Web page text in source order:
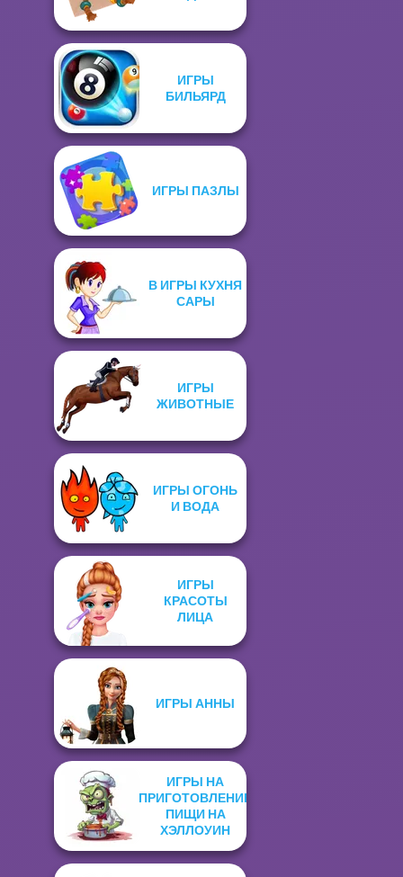
ИГРЫ
БИЛЬЯРД
ИГРЫ ПАЗЛЫ
В ИГРЫ КУХНЯ
САРЫ
ИГРЫ
ЖИВОТНЫЕ
ИГРЫ ОГОНЬ
И ВОДА
ИГРЫ
КРАСОТЫ
ЛИЦА
ИГРЫ АННЫ
ИГРЫ НА
ПРИГОТОВЛЕНИЕ
ПИЩИ НА
ХЭЛЛОУИН